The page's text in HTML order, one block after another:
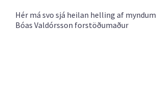
Hér má svo sjá heilan helling af myndum
Bóas Valdórsson forstöðumaður